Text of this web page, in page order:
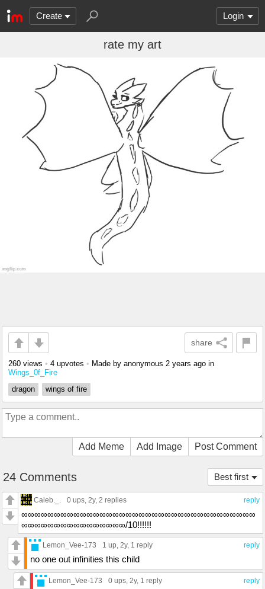
Create Login
rate my art
share
260 views • 4 upvotes • Made by anonymous 2 years ago in
Wings_0f_Fire
dragon
wings of fire
Add Meme Add Image Post Comment
Best first
24 Comments
reply
Caleb._. 0 ups, 2y, 2 replies
∞∞∞∞∞∞∞∞∞∞∞∞∞∞∞∞∞∞∞∞∞∞∞∞∞∞∞∞∞∞∞∞∞∞∞∞
∞∞∞∞∞∞∞∞∞∞∞∞∞∞∞∞/10!!!!!!
reply
Lemon_Vee-173 1 up, 2y, 1 reply
no one out infinities this child
reply
Lemon_Vee-173 0 ups, 2y, 1 reply